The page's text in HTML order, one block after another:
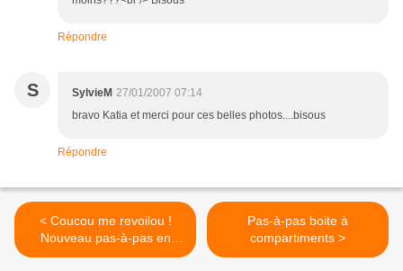
Répondre
S SylvieM 27/01/2007 07:14
bravo Katia et merci pour ces belles photos....bisous
Répondre
< Coucou me revoilou !
Nouveau pas-à-pas en
perspective !
Pas-à-pas boite à
compartiments >